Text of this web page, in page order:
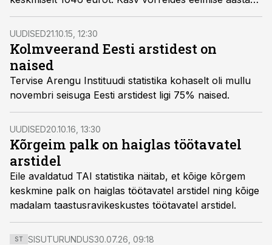
on 7,8%.
UUDISED21.10.15, 12:30
Kolmveerand Eesti arstidest on
naised
Tervise Arengu Instituudi statistika kohaselt oli mullu
novembri seisuga Eesti arstidest ligi 75% naised.
UUDISED20.10.16, 13:30
Kõrgeim palk on haiglas töötavatel
arstidel
Eile avaldatud TAI statistika näitab, et kõige kõrgem
keskmine palk on haiglas töötavatel arstidel ning kõige
madalam taastusravikeskustes töötavatel arstidel.
ST SISUTURUNDUS30.07.26, 09:18